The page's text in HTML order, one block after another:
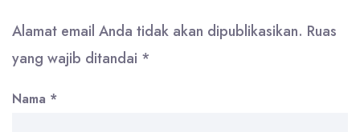
Alamat email Anda tidak akan dipublikasikan. Ruas
yang wajib ditandai *
Nama *